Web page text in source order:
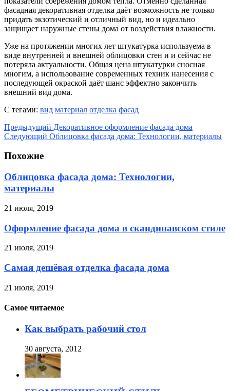
фасадная декоративная отделка даёт возможность не только
придать экзотический и отличный вид, но и идеально
защищает наружные стены дома от воздействия влажности.
Уже на протяжении многих лет штукатурка используема в
виде внутренней и внешней облицовки стен и и сейчас не
потеряла актуальности. Общая цена штукатурки сносная
многим, а использование современных техник нанесения с
последующей окраской даёт шанс эффектно закончить
внешний вид дома.
С тегами: вид материал отделка фасад
Предыдущий Декоративное оформление фасада дома
Следующий Облицовка фасада дома: Технологии, материалы
Похожие
Облицовка фасада дома: Технологии,
материалы
21 июля, 2019
Оформление фасада дома в скандинавском стиле
21 июля, 2019
Самая дешёвая отделка фасада дома
21 июля, 2019
Самое читаемое
Как выбрать рабочий стол
30 августа, 2012